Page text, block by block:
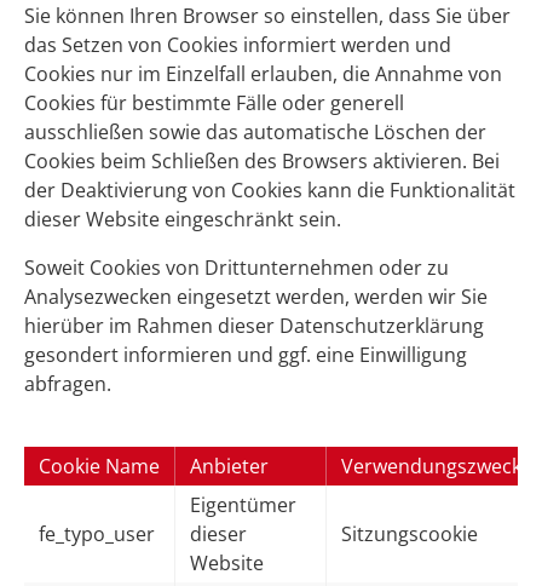
Sie können Ihren Browser so einstellen, dass Sie über
das Setzen von Cookies informiert werden und
Cookies nur im Einzelfall erlauben, die Annahme von
Cookies für bestimmte Fälle oder generell
ausschließen sowie das automatische Löschen der
Cookies beim Schließen des Browsers aktivieren. Bei
der Deaktivierung von Cookies kann die Funktionalität
dieser Website eingeschränkt sein.
Soweit Cookies von Drittunternehmen oder zu
Analysezwecken eingesetzt werden, werden wir Sie
hierüber im Rahmen dieser Datenschutzerklärung
gesondert informieren und ggf. eine Einwilligung
abfragen.
Cookie Name Anbieter Verwendungszweck
fe_typo_user
Eigentümer
dieser
Website
Sitzungscookie